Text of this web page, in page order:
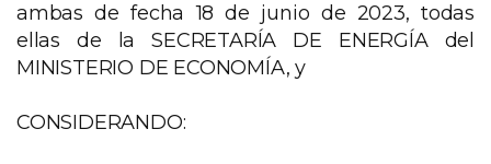
ambas de fecha 18 de junio de 2023, todas
ellas de la SECRETARÍA DE ENERGÍA del
MINISTERIO DE ECONOMÍA, y
CONSIDERANDO: